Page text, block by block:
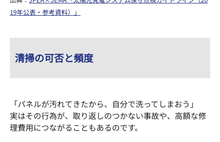
19年公表・参考資料）」
清掃の可否と頻度
「パネルが汚れてきたから、自分で洗ってしまおう」
実はその行為が、取り返しのつかない事故や、高額な修
理費用につながることもあるのです。